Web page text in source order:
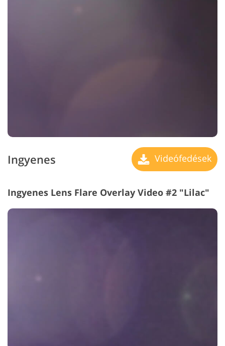
Ingyenes Videófedések
Ingyenes Lens Flare Overlay Video #2 "Lilac"